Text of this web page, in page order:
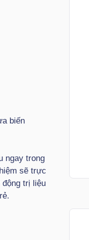
biến
ngay trong
sẽ trực
trị liệu